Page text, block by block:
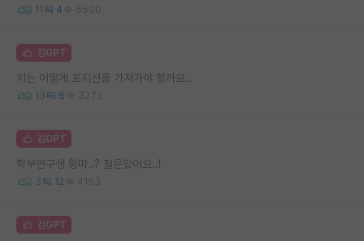
11 4 6590
김GPT
저는 어떻게 포지션을 가져가야 할까요..
13 6 3272
김GPT
학부연구생 왕따..? 질문있어요..!
3 12 4153
김GPT